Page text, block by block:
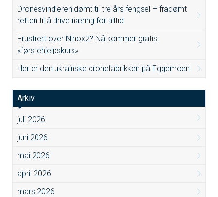
Dronesvindleren dømt til tre års fengsel – fradømt
retten til å drive næring for alltid
Frustrert over Ninox2? Nå kommer gratis
«førstehjelpskurs»
Her er den ukrainske dronefabrikken på Eggemoen
Arkiv
juli 2026
juni 2026
mai 2026
april 2026
mars 2026